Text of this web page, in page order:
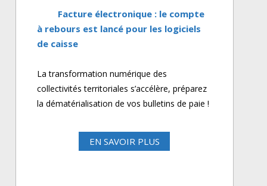
Facture électronique : le compte
à rebours est lancé pour les logiciels
de caisse
La transformation numérique des
collectivités territoriales s’accélère, préparez
la dématérialisation de vos bulletins de paie !
EN SAVOIR PLUS